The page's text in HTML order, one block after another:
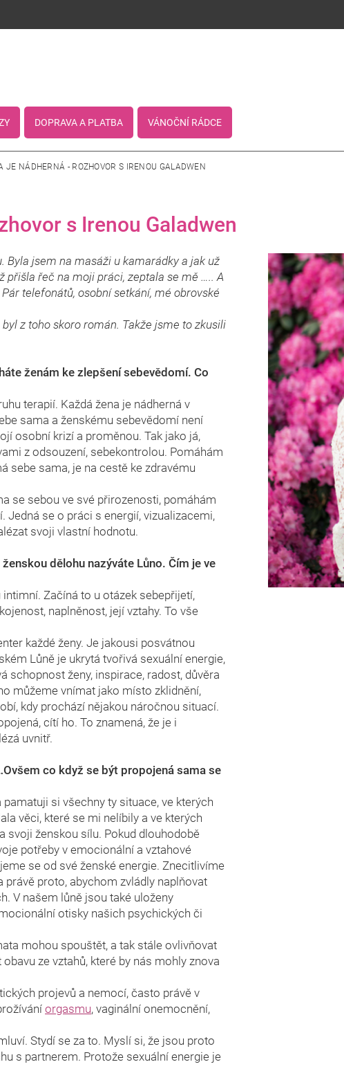
DOPRAVA A PLATBA VÁNOČNÍ RÁDCE
JE NÁDHERNÁ - ROZHOVOR S IRENOU GALADWEN
s Irenou Galadwen
Byla jsem na masáži u kamarádky a jak už
přišla řeč na moji práci, zeptala se mě ….. A
telefonátů, osobní setkání, mé obrovské
z toho skoro román. Takže jsme to zkusili
ženám ke zlepšení sebevědomí. Co
terapií. Každá žena je nádherná v
sama a ženskému sebevědomí není
osobní krizí a proměnou. Tak jako já,
z odsouzení, sebekontrolou. Pomáhám
sebe sama, je na cestě ke zdravému
se sebou ve své přirozenosti, pomáhám
Jedná se o práci s energií, vizualizacemi,
svoji vlastní hodnotu.
dělohu nazýváte Lůno. Čím je ve
Začíná to u otázek sebepřijetí,
naplněnost, její vztahy. To vše
každé ženy. Je jakousi posvátnou
Lůně je ukrytá tvořivá sexuální energie,
schopnost ženy, inspirace, radost, důvěra
můžeme vnímat jako místo zklidnění,
kdy prochází nějakou náročnou situací.
cítí ho. To znamená, že je i
uvnitř.
co když se být propojená sama se
pamatuji si všechny ty situace, ve kterých
věci, které se mi nelíbily a ve kterých
svoji ženskou sílu. Pokud dlouhodobě
potřeby v emocionální a vztahové
se od své ženské energie. Znecitlivíme
právě proto, abychom zvládly naplňovat
V našem lůně jsou také uloženy
otisky našich psychických či
mohou spouštět, a tak stále ovlivňovat
ze vztahů, které by nás mohly znova
projevů a nemocí, často právě v
orgasmu, vaginální onemocnění,
Stydí se za to. Myslí si, že jsou proto
s partnerem. Protože sexuální energie je